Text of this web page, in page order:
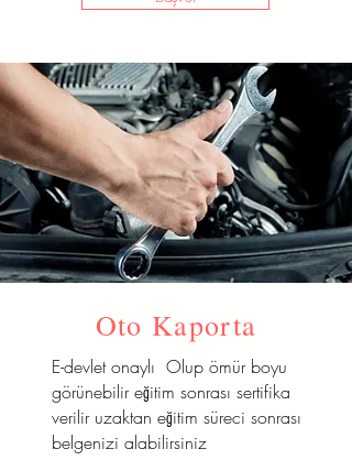
Oto Kaporta
E-devlet onaylı Olup ömür boyu
görünebilir eğitim sonrası sertifika
verilir uzaktan eğitim süreci sonrası
belgenizi alabilirsiniz